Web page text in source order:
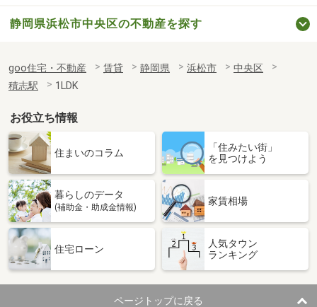
静岡県浜松市中央区の不動産を探す
goo住宅・不動産 賃貸 静岡県 浜松市
中央区
積志駅
1LDK
お役立ち情報
住まいのコラム
「住みたい街」
を見つけよう
暮らしのデータ
(補助金・助成金情報)
家賃相場
住宅ローン
人気タウン
ランキング
ページトップに戻る